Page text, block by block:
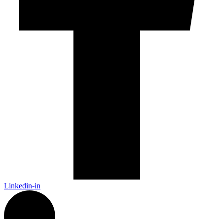
Linkedin-in